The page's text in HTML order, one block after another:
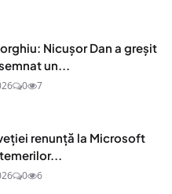
Nicușor Dan a greșit
un...
0 7
renunță la Microsoft
0 6